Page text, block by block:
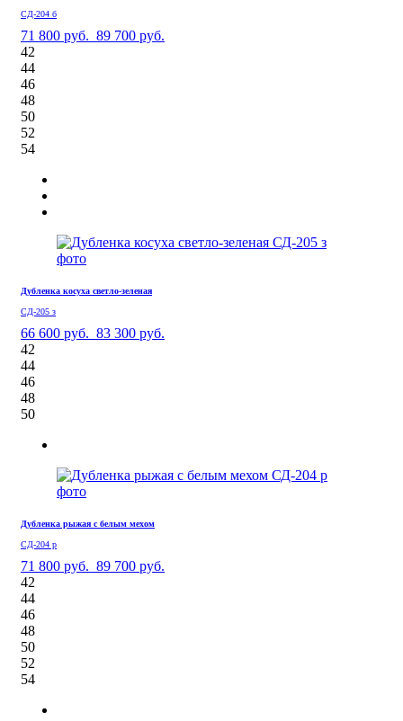
СД-204 б
71 800 руб. 89 700 руб.
42
44
46
48
50
52
54
Дубленка косуха светло-зеленая
СД-205 з
66 600 руб. 83 300 руб.
42
44
46
48
50
Дубленка рыжая с белым мехом
СД-204 р
71 800 руб. 89 700 руб.
42
44
46
48
50
52
54